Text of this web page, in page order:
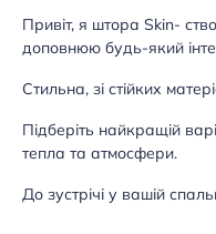
Привіт, я штора Skin-
доповнюю будь-який
Стильна, зі стійких
Підберіть найкращій
тепла та атмосфери.
До зустрічі у вашій